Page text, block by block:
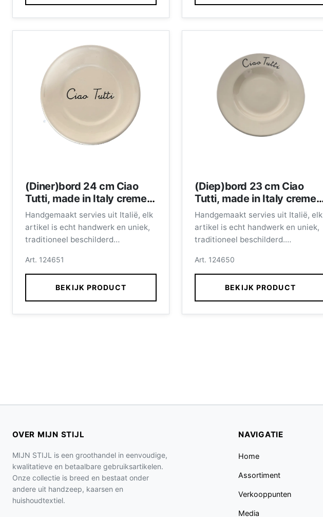
(Diner)bord 24 cm Ciao
Tutti, made in Italy creme
met zwarte letters
Handgemaakt servies uit Italië, elk
artikel is echt handwerk en uniek,
traditioneel beschilderd
Dinerbord 24 cm.
Art. 124651
BEKIJK PRODUCT
(Diep)bord 23 cm Ciao
Tutti, made in Italy creme
met zwarte letters
Handgemaakt servies uit Italië, elk
artikel is echt handwerk en uniek,
traditioneel beschilderd.
Afmeting diep bord 23 cm.
Art. 124650
BEKIJK PRODUCT
OVER MIJN STIJL
MIJN STIJL is een groothandel in eenvoudige,
kwalitatieve en betaalbare gebruiksartikelen.
Onze collectie is breed en bestaat onder
andere uit handzeep, kaarsen en
huishoudtextiel.
NAVIGATIE
Home
Assortiment
Verkooppunten
Media